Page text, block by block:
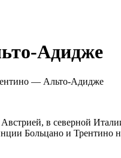
Адидже
— Альто-Адидже
в северной
Больцано и